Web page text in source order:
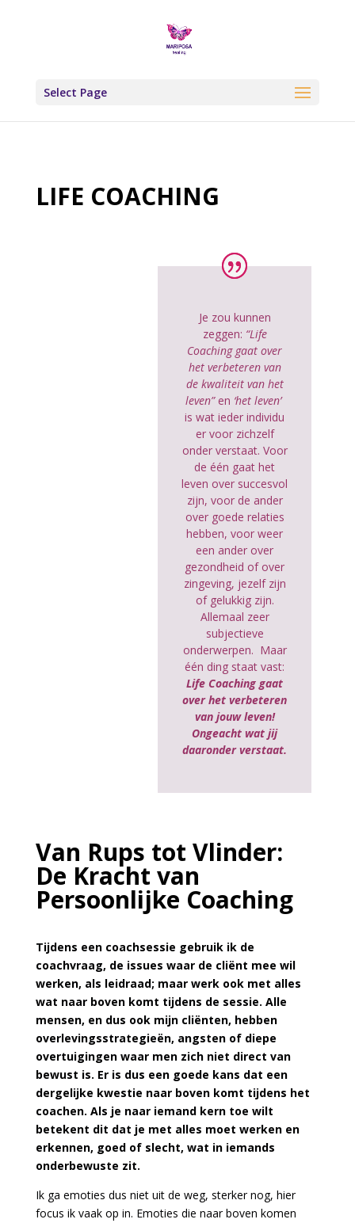
Select Page
LIFE COACHING
Je zou kunnen
zeggen: “Life
Coaching gaat over
het verbeteren van
de kwaliteit van het
leven”en ‘het leven’
is wat ieder individu
er voor zichzelf
onder verstaat. Voor
de één gaat het
leven over succesvol
zijn, voor de ander
over goede relaties
hebben, voor weer
een ander over
gezondheid of over
zingeving, jezelf zijn
of gelukkig zijn.
Allemaal zeer
subjectieve
onderwerpen. Maar
één ding staat vast:
Life Coaching gaat
over het verbeteren
van jouw leven!
Ongeacht wat jij
daaronder verstaat.
Van Rups tot Vlinder:
De Kracht van
Persoonlijke Coaching
Tijdens een coachsessie gebruik ik de
coachvraag, de issues waar de cliënt mee wil
werken, als leidraad; maar werk ook met alles
wat naar boven komt tijdens de sessie. Alle
mensen, en dus ook mijn cliënten, hebben
overlevingsstrategieën, angsten of diepe
overtuigingen waar men zich niet direct van
bewust is. Er is dus een goede kans dat een
dergelijke kwestie naar boven komt tijdens het
coachen. Als je naar iemand kern toe wilt
betekent dit dat je met alles moet werken en
erkennen, goed of slecht, wat in iemands
onderbewuste zit.
Ik ga emoties dus niet uit de weg, sterker nog, hier
focus ik vaak op in. Emoties die naar boven komen